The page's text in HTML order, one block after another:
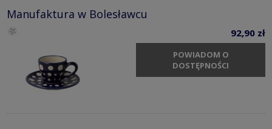
Manufaktura w Bolesławcu
92,90 zł
POWIADOM O
DOSTĘPNOŚCI